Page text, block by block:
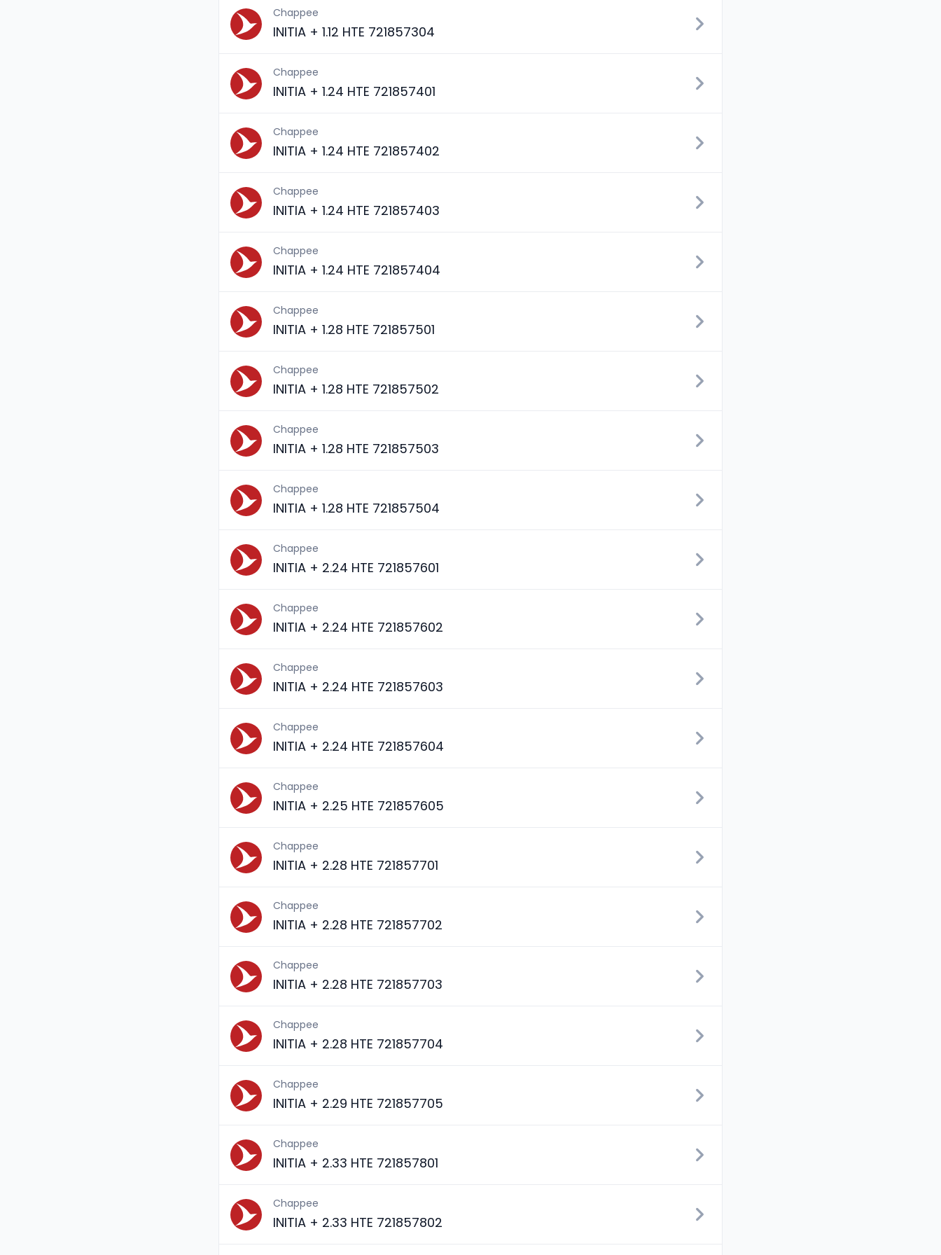
Chappee
INITIA + 1.12 HTE 721857304
Chappee
INITIA + 1.24 HTE 721857401
Chappee
INITIA + 1.24 HTE 721857402
Chappee
INITIA + 1.24 HTE 721857403
Chappee
INITIA + 1.24 HTE 721857404
Chappee
INITIA + 1.28 HTE 721857501
Chappee
INITIA + 1.28 HTE 721857502
Chappee
INITIA + 1.28 HTE 721857503
Chappee
INITIA + 1.28 HTE 721857504
Chappee
INITIA + 2.24 HTE 721857601
Chappee
INITIA + 2.24 HTE 721857602
Chappee
INITIA + 2.24 HTE 721857603
Chappee
INITIA + 2.24 HTE 721857604
Chappee
INITIA + 2.25 HTE 721857605
Chappee
INITIA + 2.28 HTE 721857701
Chappee
INITIA + 2.28 HTE 721857702
Chappee
INITIA + 2.28 HTE 721857703
Chappee
INITIA + 2.28 HTE 721857704
Chappee
INITIA + 2.29 HTE 721857705
Chappee
INITIA + 2.33 HTE 721857801
Chappee
INITIA + 2.33 HTE 721857802